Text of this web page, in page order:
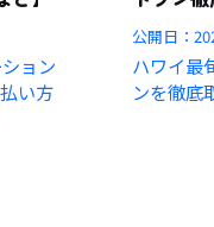
ョン
い方
公開日：
ハワイ最
ンを徹底